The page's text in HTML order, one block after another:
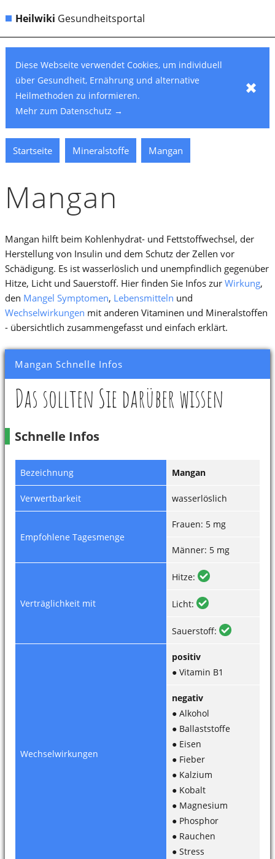
Heilwiki Gesundheitsportal
Diese Webseite verwendet Cookies, um individuell
über Gesundheit, Ernährung und alternative
Heilmethoden zu informieren.
Mehr zum Datenschutz →
✖
Startseite Mineralstoffe Mangan
Mangan
Mangan hilft beim Kohlenhydrat- und Fettstoffwechsel, der
Herstellung von Insulin und dem Schutz der Zellen vor
Schädigung. Es ist wasserlöslich und unempfindlich gegenüber
Hitze, Licht und Sauerstoff. Hier finden Sie Infos zur Wirkung,
den Mangel Symptomen, Lebensmitteln und
Wechselwirkungen mit anderen Vitaminen und Mineralstoffen
- übersichtlich zusammengefasst und einfach erklärt.
Mangan Schnelle Infos
Das sollten Sie darüber wissen
Schnelle Infos
Bezeichnung Mangan
Verwertbarkeit wasserlöslich
Empfohlene Tagesmenge
Frauen: 5 mg
Männer: 5 mg
Verträglichkeit mit
Hitze:
Licht:
Sauerstoff:
Wechselwirkungen
positiv
● Vitamin B1
negativ
● Alkohol
● Ballaststoffe
● Eisen
● Fieber
● Kalzium
● Kobalt
● Magnesium
● Phosphor
● Rauchen
● Stress